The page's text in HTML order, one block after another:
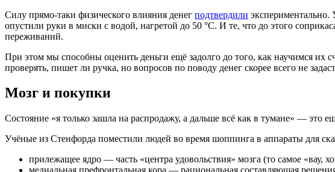
Силу прямо-таки физического влияния денег подтвердили
опустили руки в миски с водой, нагретой до 50 °C. И те, что до этого
переживаний.
При этом мы способны оценить деньги ещё задолго до того, как научимся их
проверять, пишет ли ручка, но вопросов по поводу денег скорее всего не
Мозг и покупки
Состояние «я только зашла на распродажу, а дальше всё как в тумане» — это
Учёные из Стенфорда поместили людей во время шоппинга в аппараты для
прилежащее ядро — часть «центра удовольствия» мозга (то самое «вау,